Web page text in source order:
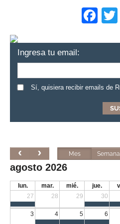
Ingresa tu email:
Sí, quisiera recibir emails de
Mes Semana
agosto 2026
lun. mar. mié. jue.
27
28 29 30
3 4 5 6